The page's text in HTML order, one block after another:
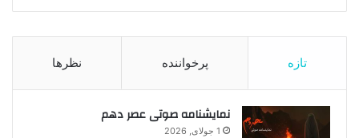
تازه پرخواننده نظرها
نمایشنامه صوتی عصر دهم
1 جولای, 2026